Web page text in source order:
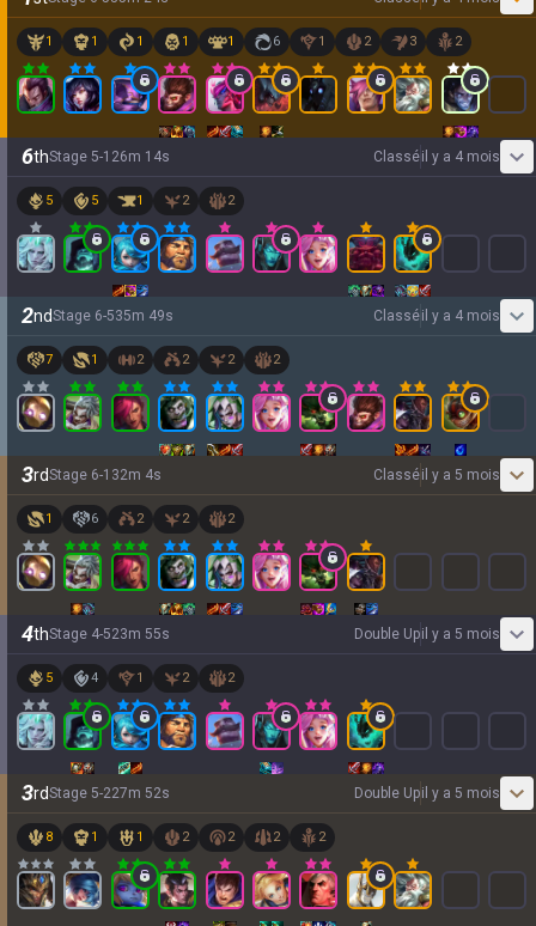
1 1 1 1 1 6 1 2 3 2
6thStage 5-1 26m 14s Classéil y a 4 mois
5 5 1 2 2
2ndStage 6-535m 49s Classéil y a 4 mois
7 1 2 2 2 2
3rdStage 6-1 32m 4s Classéil y a 5 mois
1 6 2 2 2
4thStage 4-523m 55s Double Upil y a 5 mois
5 4 1 2 2
3rdStage 5-227m 52s Double Upil y a 5 mois
8 1 1 2 2 2 2